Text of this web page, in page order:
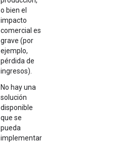
o bien el
impacto
comercial es
grave (por
ejemplo,
pérdida de
ingresos).
No hay una
solución
disponible
que se
pueda
implementar